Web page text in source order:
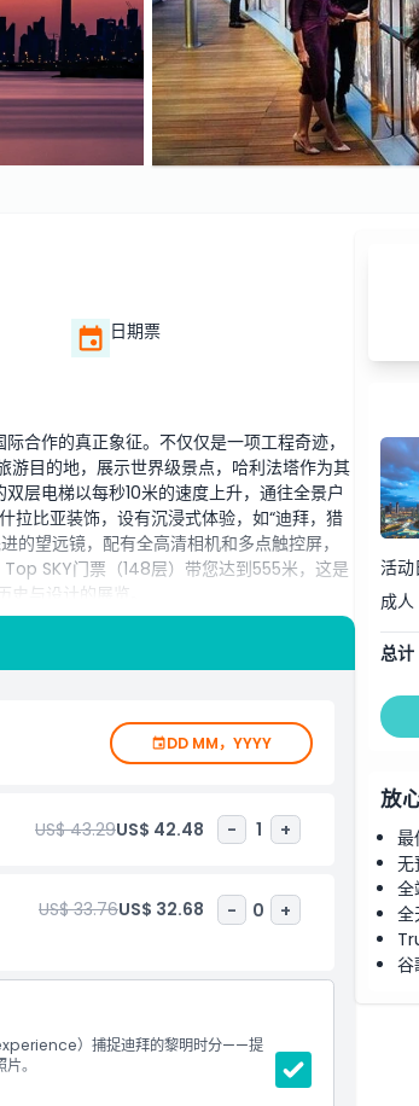
日期票
合作的真正象征。不仅仅是一项工程奇迹，
游目的地，展示世界级景点，哈利法塔作为其
层电梯以每秒10米的速度上升，通往全景户
拉比亚装饰，设有沉浸式体验，如“迪拜，猎
的望远镜，配有全高清相机和多点触控屏，
SKY门票（148层）带您达到555米，这是
与设计的展览。
DD MM，YYYY
US$ 43.29US$ 42.48 - 1 +
US$ 33.76US$ 32.68 - 0 +
）捕捉迪拜的黎明时分——提
。
活动
成人
总计
放
最
无
全
全
谷